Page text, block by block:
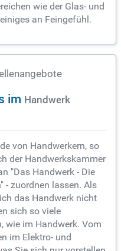
wie der Glas- und
an Feingefühl.
im Handwerk
von Handwerkern, so
der Handwerkskammer
"Das Handwerk - Die
- zuordnen lassen. Als
das Handwerk nicht
sich so viele
wie im Handwerk. Vom
im Elektro- und